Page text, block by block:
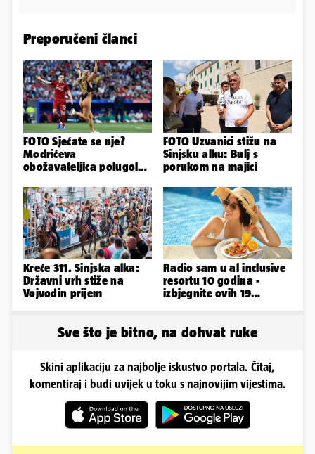
Preporučeni članci
FOTO Sjećate se nje?
Modrićeva
obožavateljica polugola
što radi danas
FOTO Uzvanici stižu na
Sinjsku alku: Bulj s
porukom na majici
Kreće 311. Sinjska alka:
Državni vrh stiže na
Vojvodin prijem
Radio sam u al inclusive
resortu 10 godina -
izbjegnite ovih 19
Sve što je bitno, na dohvat ruke
Skini aplikaciju za najbolje iskustvo portala. Čitaj,
komentiraj i budi uvijek u toku s najnovijim vijestima.